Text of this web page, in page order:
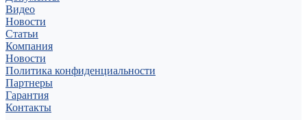
Видео
Новости
Статьи
Компания
Новости
Политика конфиденциальности
Партнеры
Гарантия
Контакты